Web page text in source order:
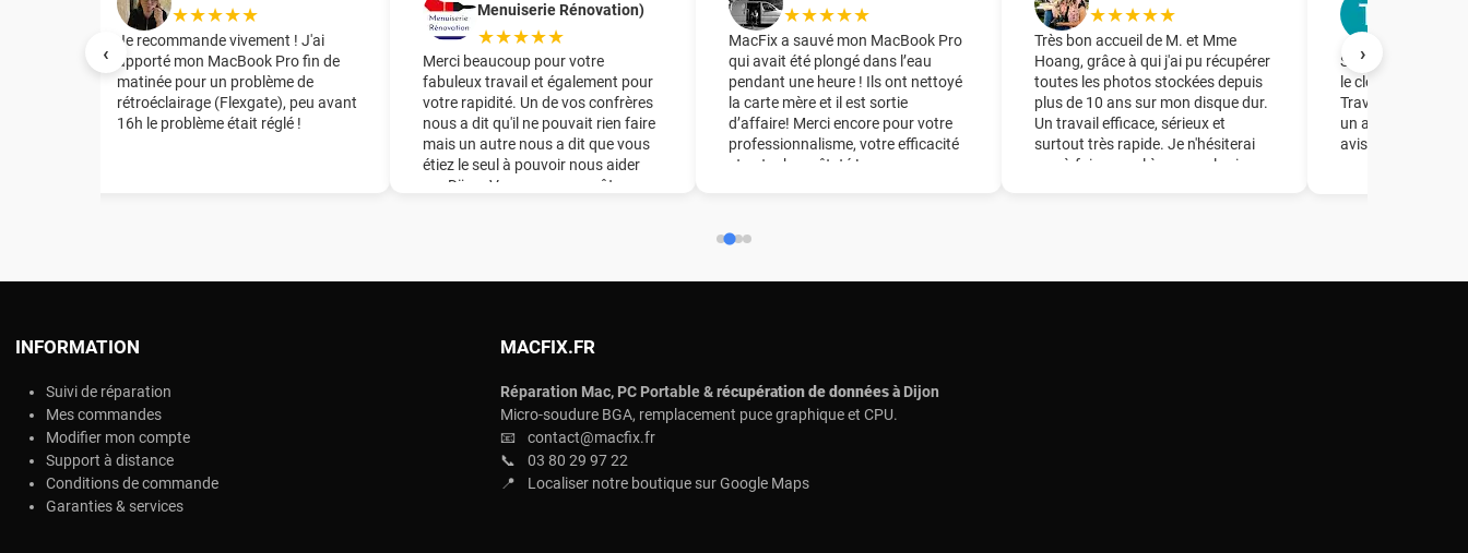
‹ ›
★★★★★
Je recommande vivement ! J'ai
apporté mon MacBook Pro fin de
matinée pour un problème de
rétroéclairage (Flexgate), peu avant
16h le problème était réglé !
Menuiserie Rénovation)
★★★★★
Merci beaucoup pour votre
fabuleux travail et également pour
votre rapidité. Un de vos confrères
nous a dit qu'il ne pouvait rien faire
mais un autre nous a dit que vous
étiez le seul à pouvoir nous aider
sur Dijon. Vous nous avez ôter une
★★★★★
MacFix a sauvé mon MacBook Pro
qui avait été plongé dans l’eau
pendant une heure ! Ils ont nettoyé
la carte mère et il est sortie
d’affaire! Merci encore pour votre
professionnalisme, votre efficacité
et votre honnêteté !
★★★★★
Très bon accueil de M. et Mme
Hoang, grâce à qui j'ai pu récupérer
toutes les photos stockées depuis
plus de 10 ans sur mon disque dur.
Un travail efficace, sérieux et
surtout très rapide. Je n'hésiterai
pas à faire appel à ce couple si
Société à laquelle
le clonage d'un
Travail parfait en
un accueil de
avisés.
INFORMATION
Suivi de réparation
Mes commandes
Modifier mon compte
Support à distance
Conditions de commande
Garanties & services
MACFIX.FR
Réparation Mac, PC Portable & récupération de données àDijon
Micro-soudure BGA, remplacement puce graphique et CPU.
📧
contact@macfix.fr
📞
03 80 29 97 22
📍
Localiser notre boutique sur Google Maps